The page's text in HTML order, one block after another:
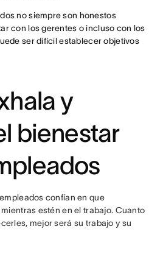
no siempre son honestos
con los gerentes o incluso con los
ser difícil establecer objetivos
y
bienestar
confían en que
estén en el trabajo. Cuanto
mejor será su trabajo y su